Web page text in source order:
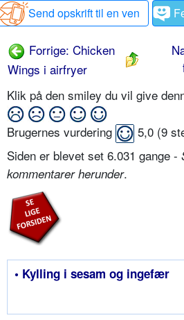
Send opskrift til en ven
Forrige: Chicken
Wings i airfryer
Klik på den smiley du vil give
Brugernes vurdering 5,0 (9
Siden er blevet set 6.031 gange -
kommentarer herunder.
• Kylling i sesam og ingefær